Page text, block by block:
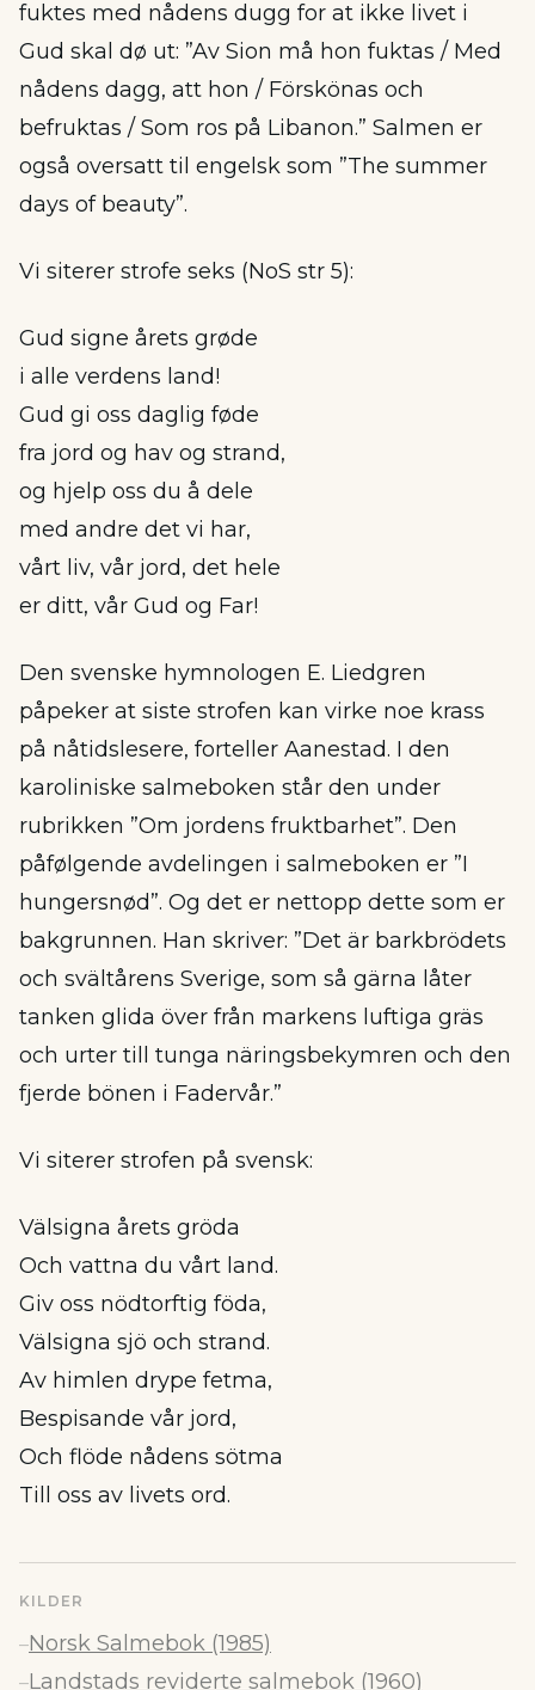
fuktes med nådens dugg for at ikke livet i
Gud skal dø ut: ”Av Sion må hon fuktas / Med
nådens dagg, att hon / Förskönas och
befruktas / Som ros på Libanon.” Salmen er
også oversatt til engelsk som ”The summer
days of beauty”.
Vi siterer strofe seks (NoS str 5):
Gud signe årets grøde
i alle verdens land!
Gud gi oss daglig føde
fra jord og hav og strand,
og hjelp oss du å dele
med andre det vi har,
vårt liv, vår jord, det hele
er ditt, vår Gud og Far!
Den svenske hymnologen E. Liedgren
påpeker at siste strofen kan virke noe krass
på nåtidslesere, forteller Aanestad. I den
karoliniske salmeboken står den under
rubrikken ”Om jordens fruktbarhet”. Den
påfølgende avdelingen i salmeboken er ”I
hungersnød”. Og det er nettopp dette som er
bakgrunnen. Han skriver: ”Det är barkbrödets
och svältårens Sverige, som så gärna låter
tanken glida över från markens luftiga gräs
och urter till tunga näringsbekymren och den
fjerde bönen i Fadervår.”
Vi siterer strofen på svensk:
Välsigna årets gröda
Och vattna du vårt land.
Giv oss nödtorftig föda,
Välsigna sjö och strand.
Av himlen drype fetma,
Bespisande vår jord,
Och flöde nådens sötma
Till oss av livets ord.
KILDER
–Norsk Salmebok (1985)
–Landstads reviderte salmebok (1960)